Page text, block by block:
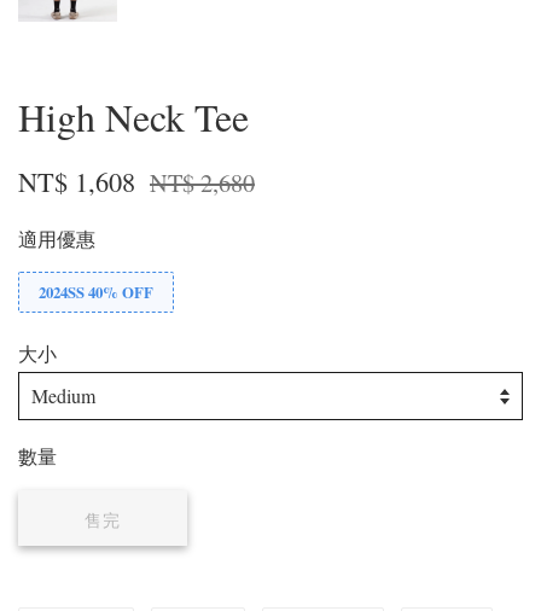
High Neck Tee
NT$ 1,608 NT$ 2,680
適用優惠
2024SS 40% OFF
大小
數量
售完